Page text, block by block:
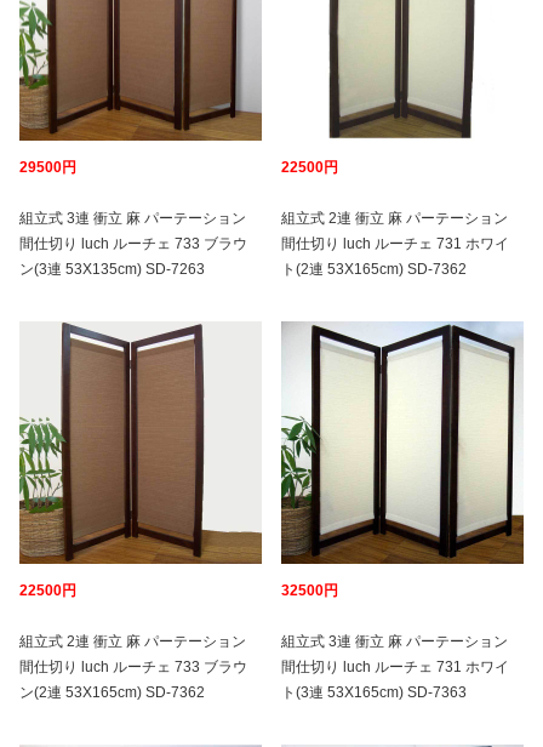
29500円
組立式 3連 衝立 麻 パーテーション
間仕切り luch ルーチェ 733 ブラウ
ン(3連 53X135cm) SD-7263
22500円
組立式 2連 衝立 麻 パーテーション
間仕切り luch ルーチェ 731 ホワイ
ト(2連 53X165cm) SD-7362
22500円
組立式 2連 衝立 麻 パーテーション
間仕切り luch ルーチェ 733 ブラウ
ン(2連 53X165cm) SD-7362
32500円
組立式 3連 衝立 麻 パーテーション
間仕切り luch ルーチェ 731 ホワイ
ト(3連 53X165cm) SD-7363